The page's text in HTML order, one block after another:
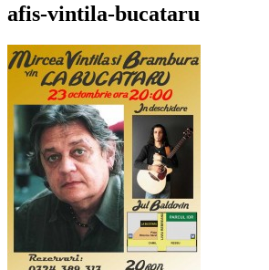
afis-vintila-bucataru